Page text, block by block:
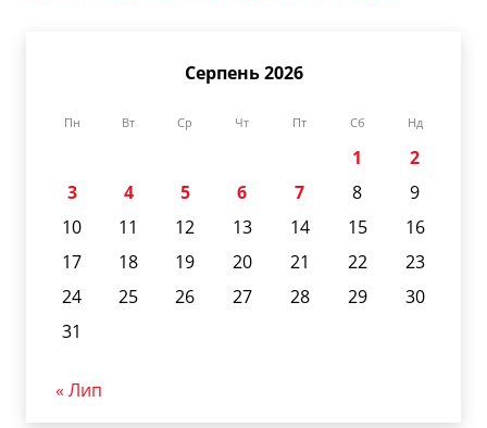
Серпень 2026
Пн Вт Ср Чт Пт Сб Нд
1
2
3
4 5 6 7 8
9
10
11 12 13 14 15
16
17
18 19 20 21 22
23
24
25 26 27 28 29
30
31
« Лип